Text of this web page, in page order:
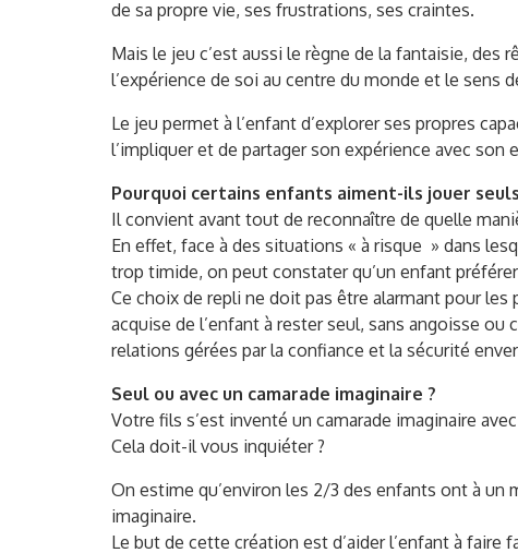
de sa propre vie, ses frustrations, ses craintes.
Mais le jeu c’est aussi le règne de la fantaisie, des
l’expérience de soi au centre du monde et le sens
Le jeu permet à l’enfant d’explorer ses propres
l’impliquer et de partager son expérience avec son
Pourquoi certains enfants aiment-ils jouer
Il convient avant tout de reconnaître de quelle
En effet, face à des situations « à risque » dans
trop timide, on peut constater qu’un enfant
Ce choix de repli ne doit pas être alarmant pour les
acquise de l’enfant à rester seul, sans angoisse ou
relations gérées par la confiance et la sécurité
Seul ou avec un camarade imaginaire ?
Votre fils s’est inventé un camarade imaginaire
Cela doit-il vous inquiéter ?
On estime qu’environ les 2/3 des enfants ont à un
imaginaire.
Le but de cette création est d’aider l’enfant à faire